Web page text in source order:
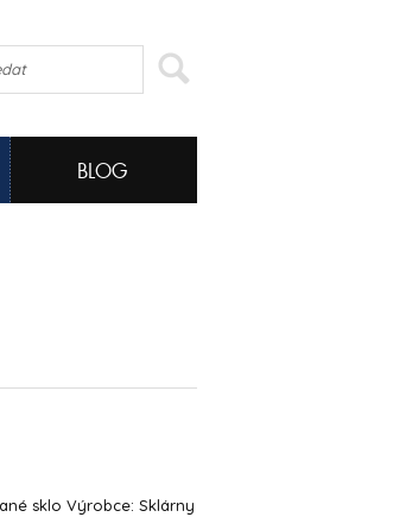
BLOG
sklo Výrobce: Sklárny